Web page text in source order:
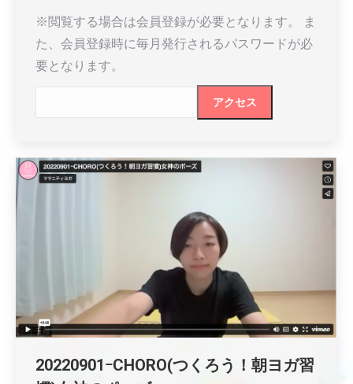
※閲覧する場合は会員登録が必要となります。 ま
た、会員登録時に毎月発行されるパスワードが必
要となります。
20220901ｰCHORO(つくろう！朝ヨガ習